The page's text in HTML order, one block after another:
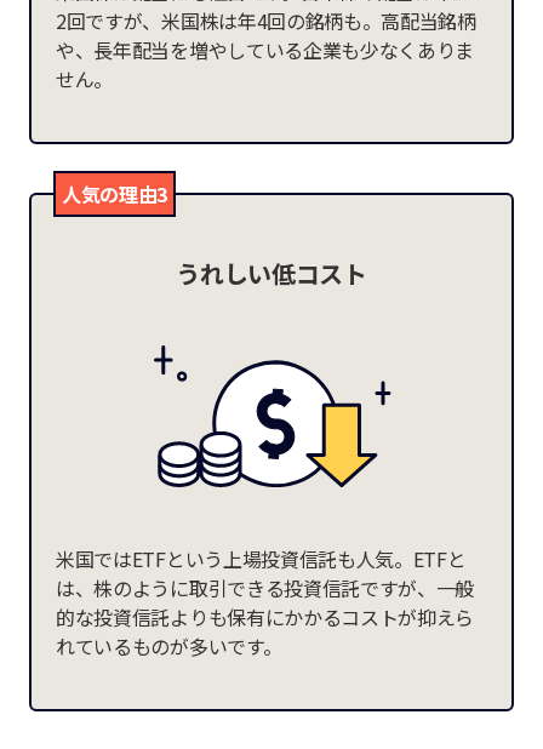
2回ですが、米国株は年4回の銘柄も。高配当銘柄
や、長年配当を増やしている企業も少なくありま
せん。
人気の理由3
うれしい低コスト
米国ではETFという上場投資信託も人気。ETFと
は、株のように取引できる投資信託ですが、一般
的な投資信託よりも保有にかかるコストが抑えら
れているものが多いです。